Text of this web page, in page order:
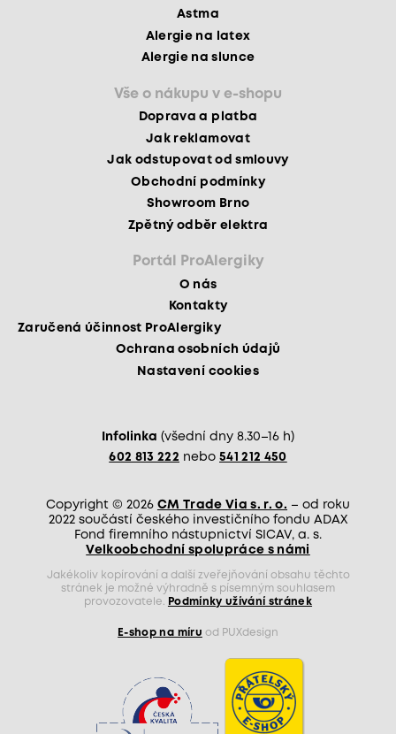
Astma
Alergie na latex
Alergie na slunce
Vše o nákupu v e-shopu
Doprava a platba
Jak reklamovat
Jak odstupovat od smlouvy
Obchodní podmínky
Showroom Brno
Zpětný odběr elektra
Portál ProAlergiky
O nás
Kontakty
Zaručená účinnost ProAlergiky
Ochrana osobních údajů
Nastavení cookies
Infolinka (všední dny 8.30–16 h)
602 813 222 nebo 541 212 450
Copyright © 2026 CM Trade Via s. r. o. – od roku
2022 součástí českého investičního fondu ADAX
Fond firemního nástupnictví SICAV, a. s.
Velkoobchodní spolupráce s námi
Jakékoliv kopírování a další zveřejňování obsahu těchto
stránek je možné výhradně s písemným souhlasem
provozovatele.
Podmínky užívání stránek
E-shop na míru od PUXdesign